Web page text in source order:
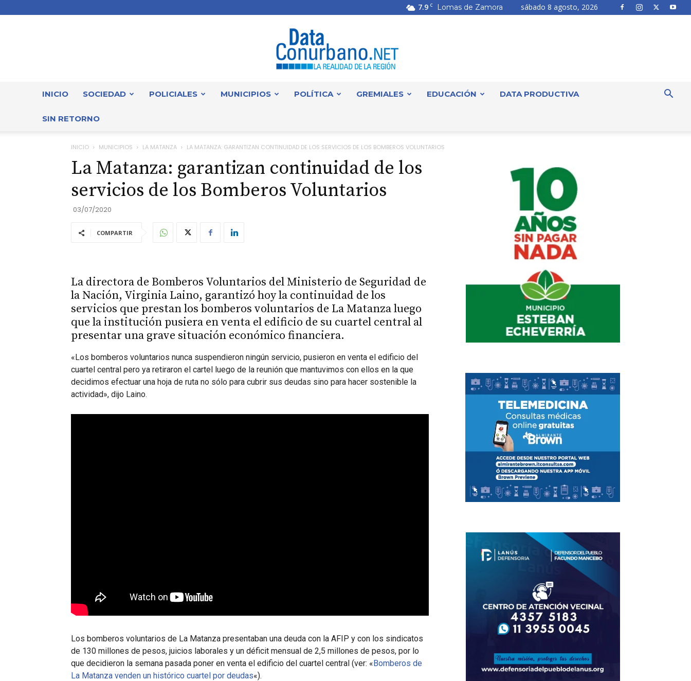
7.9 C Lomas de Zamora sábado 8 agosto, 2026
INICIO SOCIEDAD POLICIALES MUNICIPIOS POLÍTICA GREMIALES EDUCACIÓN DATA PRODUCTIVA
SIN RETORNO
INICIO MUNICIPIOS LA MATANZA LA MATANZA: GARANTIZAN CONTINUIDAD DE LOS SERVICIOS DE LOS BOMBEROS VOLUNTARIOS
La Matanza: garantizan continuidad de los
servicios de los Bomberos Voluntarios
03/07/2020
COMPARTIR
La directora de Bomberos Voluntarios del Ministerio de Seguridad de
la Nación, Virginia Laino, garantizó hoy la continuidad de los
servicios que prestan los bomberos voluntarios de La Matanza luego
que la institución pusiera en venta el edificio de su cuartel central al
presentar una grave situación económico financiera.
«Los bomberos voluntarios nunca suspendieron ningún servicio, pusieron en venta el edificio del
cuartel central pero ya retiraron el cartel luego de la reunión que mantuvimos con ellos en la que
decidimos efectuar una hoja de ruta no sólo para cubrir sus deudas sino para hacer sostenible la
actividad», dijo Laino.
Los bomberos voluntarios de La Matanza presentaban una deuda con la AFIP y con los sindicatos
de 130 millones de pesos, juicios laborales y un déficit mensual de 2,5 millones de pesos, por lo
que decidieron la semana pasada poner en venta el edificio del cuartel central (ver: «Bomberos de
La Matanza venden un histórico cuartel por deudas«).